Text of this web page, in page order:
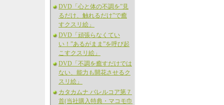
DVD「心と体の不調を”見
るだけ、触れるだけ”で癒
すクスリ絵」
DVD「頑張らなくてい
い！”あるがまま”を呼び起
こすクスリ絵」
DVD「不調を癒すだけでは
ない、能力も開花させるク
スリ絵」
カタカムナ バレルコア第７
首(当社購入特典・マコモ巾